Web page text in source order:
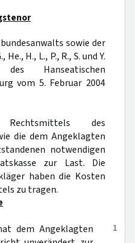
sowie der
H., L., P., R., S. und Y.
Hanseatischen
vom 5. Februar 2004
des
die dem Angeklagten
notwendigen
zur Last. Die
haben die Kosten
zu tragen.
1
dem Angeklagten